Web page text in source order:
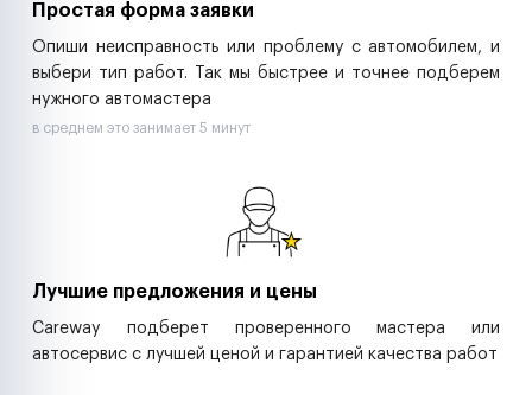
Простая форма заявки
Опиши неисправность или проблему с автомобилем, и
выбери тип работ. Так мы быстрее и точнее подберем
нужного автомастера
в среднем это занимает 5 минут
Лучшие предложения и цены
Careway подберет проверенного мастера или
автосервис с лучшей ценой и гарантией качества работ